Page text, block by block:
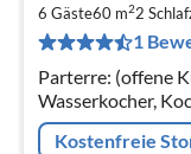
6 Gäste60 m22
1
Parterre: (offene
Wasserkocher,
Mikrowelle,
Kostenfreie